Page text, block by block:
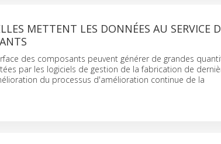
METTENT LES DONNÉES AU SERVICE
des composants peuvent générer de grandes
par les logiciels de gestion de la fabrication de
du processus d'amélioration continue de la